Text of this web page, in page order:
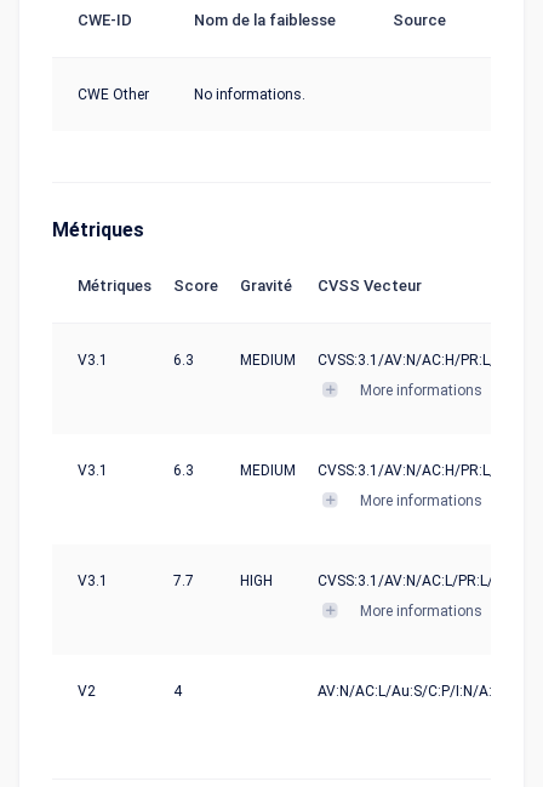
CWE-ID Nom de la faiblesse Source
CWE Other No informations.
Métriques
Métriques Score Gravité CVSS Vecteur
V3.1 6.3 MEDIUM
CVSS:3.1/AV:N/AC:H/PR:L/UI:N/
More informations
V3.1 6.3 MEDIUM
CVSS:3.1/AV:N/AC:H/PR:L/UI:N/
More informations
V3.1 7.7 HIGH
CVSS:3.1/AV:N/AC:L/PR:L/UI:N/
More informations
V2 4 AV:N/AC:L/Au:S/C:P/I:N/A:N